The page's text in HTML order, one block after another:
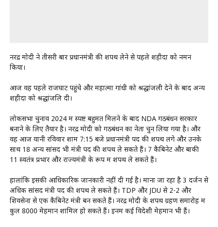
नरेंद्र मोदी ने तीसरी बार प्रधानमंत्री की शपथ लेने से पहले शहीदों को नमन
किया।
आज वह पहले राजघाट पहुंचे और महात्मा गांधी को श्रद्धांजली देने के बाद अन्य
शहीदों को श्रद्धांजलि दी।
लोकसभा चुनाव 2024 में स्पष्ट बहुमत मिलने के बाद NDA गठबंधन सरकार
बनाने के लिए तैयार है। नरेंद्र मोदी को गठबंधन का नेता चुन लिया गया है। और
वह आज यानी रविवार शाम 7:15 बजे प्रधानमंत्री पद की शपथ लेंगे और उनके
साथ 18 अन्य सांसद भी मंत्री पद की शपथ ले सकते हैं। 7 कैबिनेट और बाकी
11 स्वतंत्र प्रभार और राज्यमंत्री के रूप में शपथ ले सकते हैं।
हालांकि इसकी आधिकारिक जानकारी नहीं दी गई है। माना जा रहा है 3 दर्जन से
अधिक सांसद मंत्री पद की शपथ ले सकते हैं। TDP और JDU से 2-2 और
शिवसेना से एक कैबिनेट मंत्री बन सकते हैं। नरेंद्र मोदी के शपथ ग्रहण समारोह में
कुल 8000 मेहमान शामिल हो सकते हैं। इनमें कई विदेशी मेहमान भी हैं।